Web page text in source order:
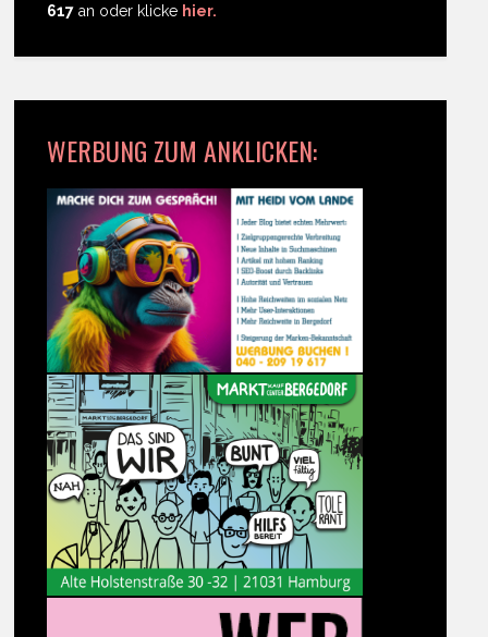
617 an oder klicke hier.
WERBUNG ZUM ANKLICKEN: